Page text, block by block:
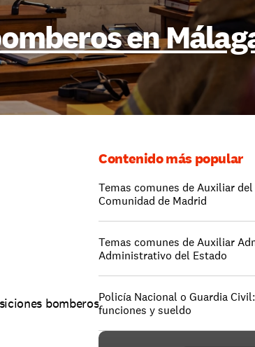
en
bomberos
Contenido más popular
Temas comunes de Auxiliar
Comunidad de Madrid
Temas comunes de Auxiliar
Administrativo del Estado
Policía Nacional o Guardia
funciones y sueldo